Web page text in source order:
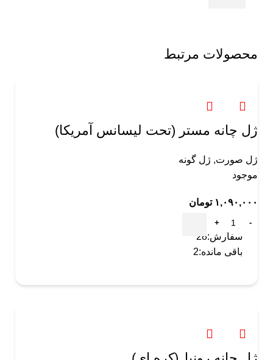
محصولات مرتبط
ژل چانه مستر (تحت لیسانس آمریکا)
ژل صورت, ژل گونه
موجود
۱,۰۹۰,۰۰۰ تومان
سفارش:28
باقی مانده:2